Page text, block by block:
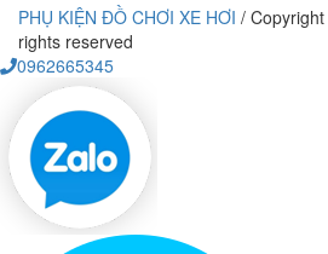
PHỤ KIỆN ĐỒ CHƠI XE HƠI /
rights reserved
0962665345